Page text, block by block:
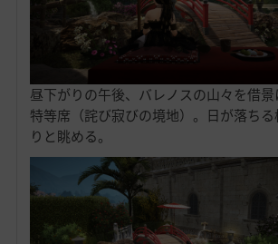
昼下がりの午後、バレノスの山々を借
特等席（詫び寂びの境地）。日が落ち
りと眺める。